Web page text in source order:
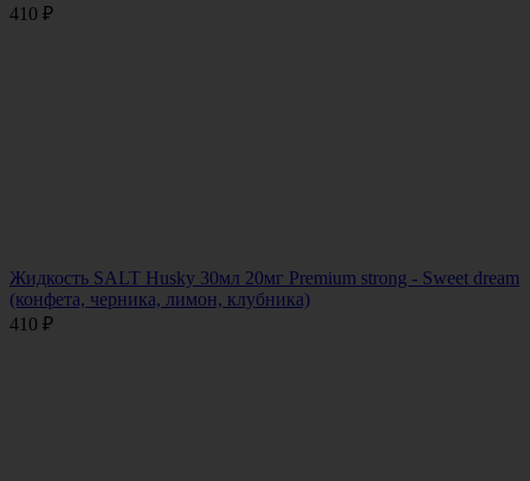
410 ₽
Жидкость SALT Husky 30мл 20мг Premium strong - Sweet dream
(конфета, черника, лимон, клубника)
410 ₽